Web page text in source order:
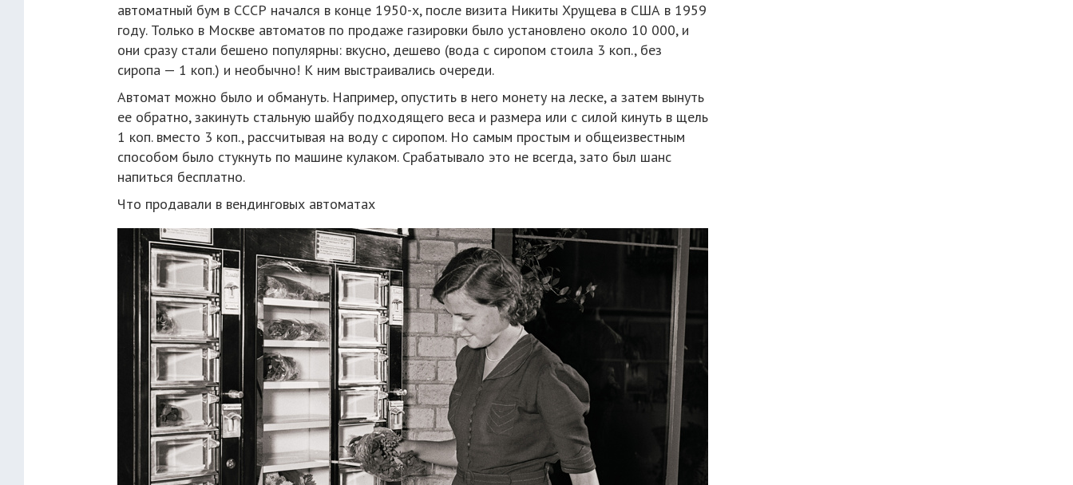
автоматный бум в СССР начался в конце 1950-х, после визита Никиты Хрущева в США в 1959
году. Только в Москве автоматов по продаже газировки было установлено около 10 000, и
они сразу стали бешено популярны: вкусно, дешево (вода с сиропом стоила 3 коп., без
сиропа — 1 коп.) и необычно! К ним выстраивались очереди.
Автомат можно было и обмануть. Например, опустить в него монету на леске, а затем вынуть
ее обратно, закинуть стальную шайбу подходящего веса и размера или с силой кинуть в щель
1 коп. вместо 3 коп., рассчитывая на воду с сиропом. Но самым простым и общеизвестным
способом было стукнуть по машине кулаком. Срабатывало это не всегда, зато был шанс
напиться бесплатно.
Что продавали в вендинговых автоматах